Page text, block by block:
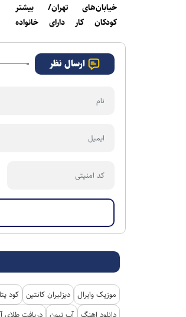
خیابان‌های تهران/ بیشتر
کودکان کار دارای خانواده
تابعیت ارائه می‌شود
ارسال نظر
موزیک وایرال دیزلیران کانتین کود
دانلود اهنگ آپ تیون دریافت طلای